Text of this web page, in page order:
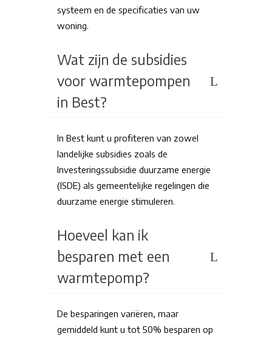
systeem en de specificaties van uw
woning.
Wat zijn de subsidies
voor warmtepompen
in Best?
In Best kunt u profiteren van zowel
landelijke subsidies zoals de
Investeringssubsidie duurzame energie
(ISDE) als gemeentelijke regelingen die
duurzame energie stimuleren.
Hoeveel kan ik
besparen met een
warmtepomp?
De besparingen variëren, maar
gemiddeld kunt u tot 50% besparen op